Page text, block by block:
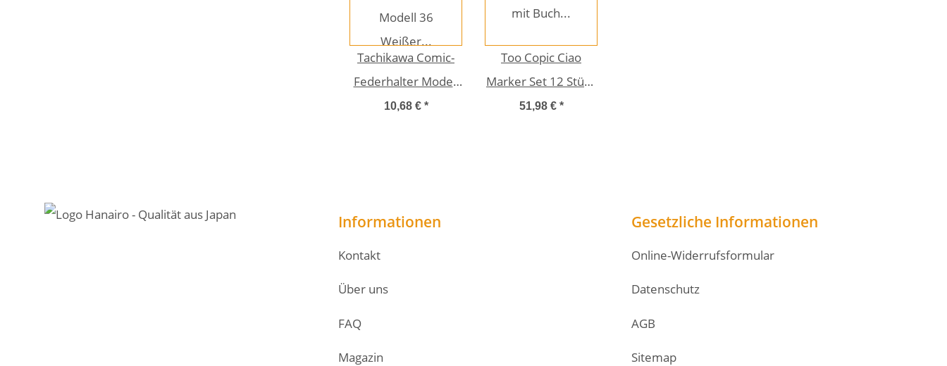
Tachikawa Comic-
Federhalter Modell
36 Weißer
10,68 € *
Too Copic Ciao
Marker Set 12 Stück
mit Buch "Start with
51,98 € *
Informationen
Kontakt
Über uns
FAQ
Magazin
Gesetzliche Informationen
Online-Widerrufsformular
Datenschutz
AGB
Sitemap